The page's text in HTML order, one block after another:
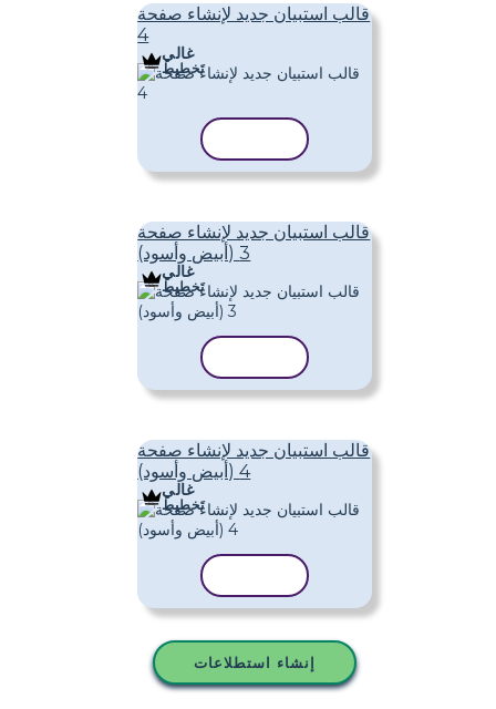
قالب استبيان جديد لإنشاء صفحة
4
غالي
تَخطِيط
قالب استبيان جديد لإنشاء صفحة
3 (أبيض وأسود)
غالي
تَخطِيط
قالب استبيان جديد لإنشاء صفحة
4 (أبيض وأسود)
غالي
تَخطِيط
إنشاء استطلاعات